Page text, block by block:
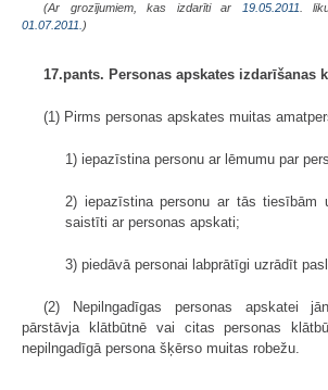
(Ar grozījumiem, kas izdarīti ar 19.05.2011.
01.07.2011.)
17.pants. Personas apskates izdarīšanas
(1) Pirms personas apskates muitas
1) iepazīstina personu ar lēmumu par
2) iepazīstina personu ar tās tiesībām
saistīti ar personas apskati;
3) piedāvā personai labprātīgi uzrādīt
(2) Nepilngadīgas personas apskatei
pārstāvja klātbūtnē vai citas personas
nepilngadīgā persona šķērso muitas robežu.